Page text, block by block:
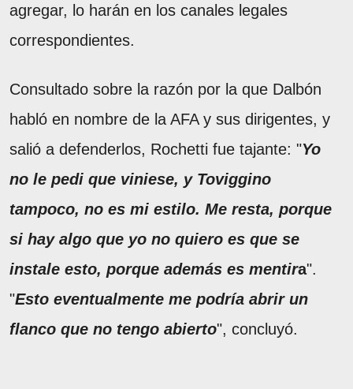
agregar, lo harán en los canales legales
correspondientes.
Consultado sobre la razón por la que Dalbón
habló en nombre de la AFA y sus dirigentes, y
salió a defenderlos, Rochetti fue tajante: "Yo
no le pedi que viniese, y Toviggino
tampoco, no es mi estilo. Me resta, porque
si hay algo que yo no quiero es que se
instale esto, porque además es mentira".
"Esto eventualmente me podría abrir un
flanco que no tengo abierto", concluyó.